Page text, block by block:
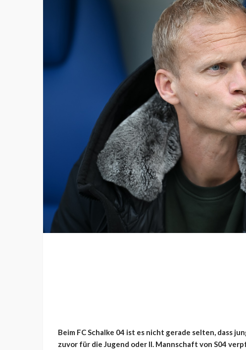
Beim FC Schalke 04 ist es nicht gerade selten, dass
zuvor für die Jugend oder II. Mannschaft von S04